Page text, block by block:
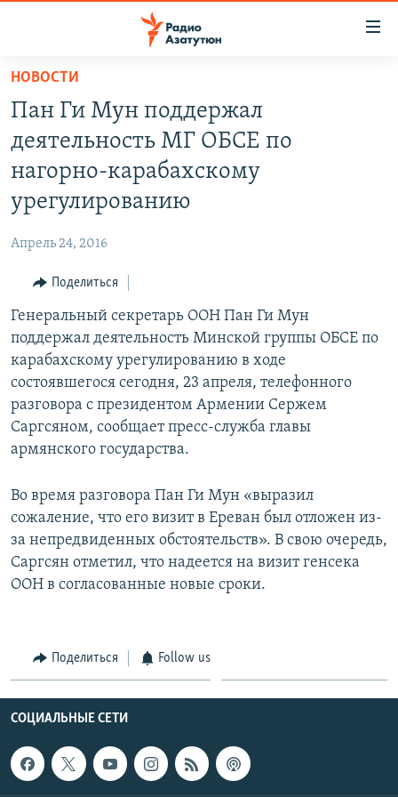
Перейти
основному
содержанию
основной
Перейти
поиску
РЕГИОН
НАГОРНЫЙ КАРАБАХ
КУЛЬТУРА
СПОРТ
АРХИВ
Հայերեն
English
Русский
Все сайты Радио Азатутюн
НОВОСТИ
Пан Ги Мун поддержал
деятельность МГ ОБСЕ по
нагорно-карабахскому
урегулированию
Апрель 24, 2016
Поделиться
Генеральный секретарь ООН Пан Ги Мун
поддержал деятельность Минской группы ОБСЕ по
карабахскому урегулированию в ходе
состоявшегося сегодня, 23 апреля, телефонного
разговора с президентом Армении Сержем
Саргсяном, сообщает пресс-служба главы
армянского государства.
Во время разговора Пан Ги Мун «выразил
сожаление, что его визит в Ереван был отложен из-
за непредвиденных обстоятельств». В свою очередь,
Саргсян отметил, что надеется на визит генсека
ООН в согласованные новые сроки.
Поделиться Follow us
СОЦИАЛЬНЫЕ СЕТИ